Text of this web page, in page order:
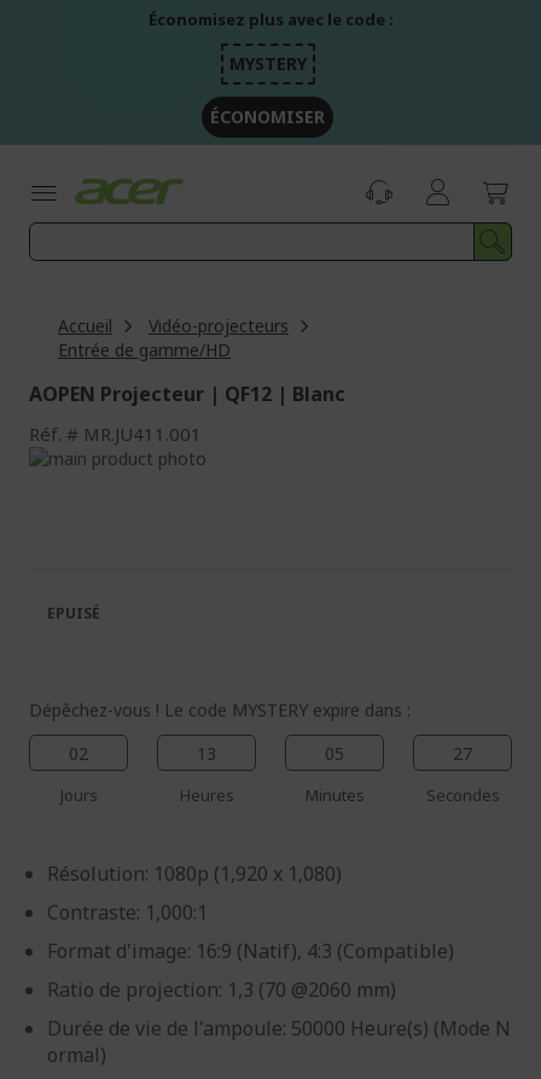
Économisez plus avec le code :
MYSTERY
ÉCONOMISER
Accueil
Vidéo-projecteurs
Entrée de gamme/HD
AOPEN Projecteur | QF12 | Blanc
Réf. MR.JU411.001
Passer
galerie
d’images
Galerie
d’images
Dépêchez-vous ! Le code MYSTERY expire dans :
02
Jours
13
Heures
05
Minutes
27
Secondes
Résolution: 1080p (1,920 x 1,080)
Contraste: 1,000:1
Format d'image: 16:9 (Natif), 4:3 (Compatible)
Ratio de projection: 1,3 (70 @2060 mm)
Durée de vie de l'ampoule: 50000 Heure(s) (Mode N
ormal)
EPUISÉ